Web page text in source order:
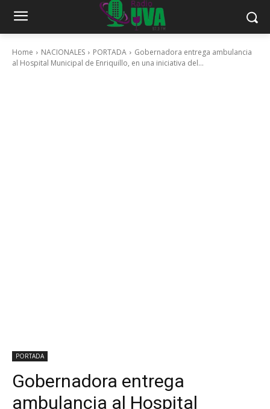
Home NACIONALES PORTADA
Gobernadora entrega ambulancia
al Hospital Municipal de Enriquillo, en una iniciativa del...
PORTADA
Gobernadora entrega
ambulancia al Hospital